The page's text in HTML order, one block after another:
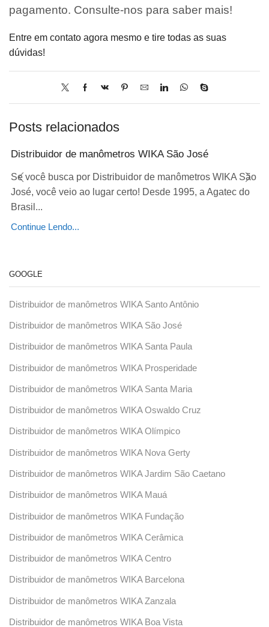
pagamento. Consulte-nos para saber mais!
Entre em contato agora mesmo e tire todas as suas
dúvidas!
Posts relacionados
Distribuidor de manômetros WIKA São José
Se você busca por Distribuidor de manômetros WIKA São
José, você veio ao lugar certo! Desde 1995, a Agatec do
Brasil...
Continue Lendo...
GOOGLE
Distribuidor de manômetros WIKA Santo Antônio
Distribuidor de manômetros WIKA São José
Distribuidor de manômetros WIKA Santa Paula
Distribuidor de manômetros WIKA Prosperidade
Distribuidor de manômetros WIKA Santa Maria
Distribuidor de manômetros WIKA Oswaldo Cruz
Distribuidor de manômetros WIKA Olímpico
Distribuidor de manômetros WIKA Nova Gerty
Distribuidor de manômetros WIKA Jardim São Caetano
Distribuidor de manômetros WIKA Mauá
Distribuidor de manômetros WIKA Fundação
Distribuidor de manômetros WIKA Cerâmica
Distribuidor de manômetros WIKA Centro
Distribuidor de manômetros WIKA Barcelona
Distribuidor de manômetros WIKA Zanzala
Distribuidor de manômetros WIKA Boa Vista